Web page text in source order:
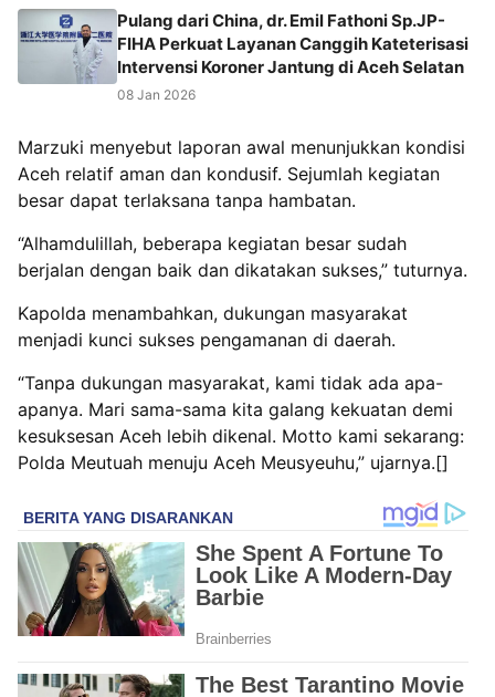
Pulang dari China, dr. Emil Fathoni Sp.JP-
FIHA Perkuat Layanan Canggih Kateterisasi
Intervensi Koroner Jantung di Aceh Selatan
08 Jan 2026
Marzuki menyebut laporan awal menunjukkan kondisi
Aceh relatif aman dan kondusif. Sejumlah kegiatan
besar dapat terlaksana tanpa hambatan.
“Alhamdulillah, beberapa kegiatan besar sudah
berjalan dengan baik dan dikatakan sukses,” tuturnya.
Kapolda menambahkan, dukungan masyarakat
menjadi kunci sukses pengamanan di daerah.
“Tanpa dukungan masyarakat, kami tidak ada apa-
apanya. Mari sama-sama kita galang kekuatan demi
kesuksesan Aceh lebih dikenal. Motto kami sekarang:
Polda Meutuah menuju Aceh Meusyeuhu,” ujarnya.[]